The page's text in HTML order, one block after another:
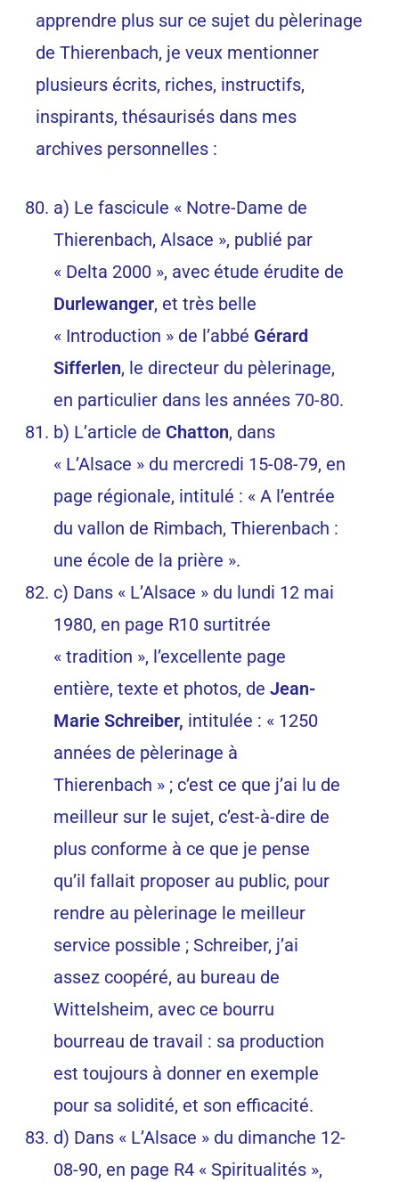
apprendre plus sur ce sujet du pèlerinage
de Thierenbach, je veux mentionner
plusieurs écrits, riches, instructifs,
inspirants, thésaurisés dans mes
archives personnelles :
a) Le fascicule « Notre-Dame de
Thierenbach, Alsace », publié par
« Delta 2000 », avec étude érudite de
Durlewanger, et très belle
« Introduction » de l’abbé Gérard
Sifferlen, le directeur du pèlerinage,
en particulier dans les années 70-80.
b) L’article de Chatton, dans
« L’Alsace » du mercredi 15-08-79, en
page régionale, intitulé : « A l’entrée
du vallon de Rimbach, Thierenbach :
une école de la prière ».
c) Dans « L’Alsace » du lundi 12 mai
1980, en page R10 surtitrée
« tradition », l’excellente page
entière, texte et photos, de Jean-
Marie Schreiber, intitulée : « 1250
années de pèlerinage à
Thierenbach » ; c’est ce que j’ai lu de
meilleur sur le sujet, c’est-à-dire de
plus conforme à ce que je pense
qu’il fallait proposer au public, pour
rendre au pèlerinage le meilleur
service possible ; Schreiber, j’ai
assez coopéré, au bureau de
Wittelsheim, avec ce bourru
bourreau de travail : sa production
est toujours à donner en exemple
pour sa solidité, et son efficacité.
d) Dans « L’Alsace » du dimanche 12-
08-90, en page R4 « Spiritualités »,